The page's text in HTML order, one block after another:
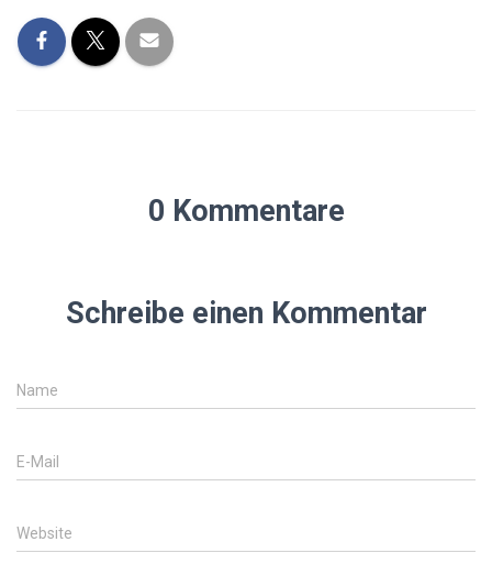
0 Kommentare
Schreibe einen Kommentar
Name
E-Mail
Website